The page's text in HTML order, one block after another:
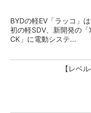
BYDの軽EV「ラッコ」
初の軽SDV、新開発の「
CK」に電動システ...
【レベ